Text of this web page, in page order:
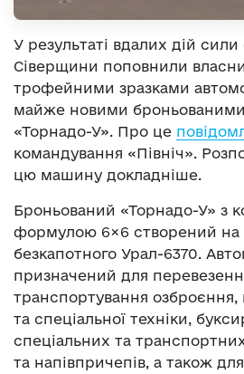
У результаті вдалих дій
Сіверщини поповнили
трофейними зразками
майже новими
«Торнадо-У». Про це
командування «Північ».
цю машину докладніше.
Броньований «Торнадо-У» з
формулою 6×6 створений на
безкапотного Урал-6370.
призначений для
транспортування озброєння,
та спеціальної техніки,
спеціальних та
та напівпричепів, а також